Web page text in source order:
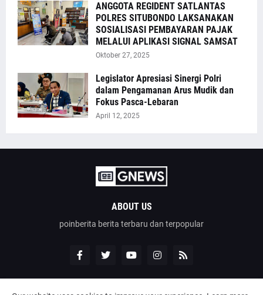
ANGGOTA REGIDENT SATLANTAS
POLRES SITUBONDO LAKSANAKAN
SOSIALISASI PEMBAYARAN PAJAK
MELALUI APLIKASI SIGNAL SAMSAT
Oktober 27, 2025
Legislator Apresiasi Sinergi Polri
dalam Pengamanan Arus Mudik dan
Fokus Pasca-Lebaran
April 12, 2025
ABOUT US
poinberita berita terbaru dan terpopular